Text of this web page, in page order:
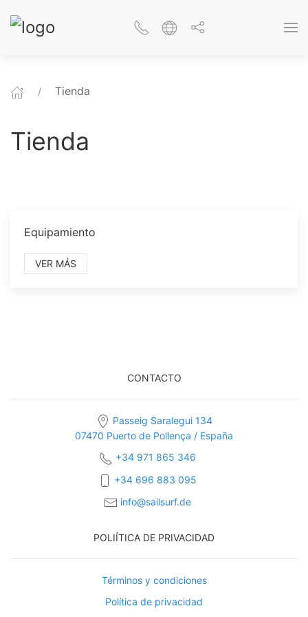
Tienda
Tienda
Equipamiento
VER MÁS
CONTACTO
Passeig Saralegui 134
07470 Puerto de Pollença / España
+34 971 865 346
+34 696 883 095
info@sailsurf.de
POLIÍTICA DE PRIVACIDAD
Términos y condiciones
Política de privacidad